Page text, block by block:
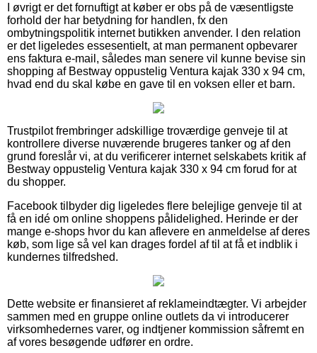
I øvrigt er det fornuftigt at køber er obs på de væsentligste
forhold der har betydning for handlen, fx den
ombytningspolitik internet butikken anvender. I den relation
er det ligeledes essesentielt, at man permanent opbevarer
ens faktura e-mail, således man senere vil kunne bevise sin
shopping af Bestway oppustelig Ventura kajak 330 x 94 cm,
hvad end du skal købe en gave til en voksen eller et barn.
Trustpilot frembringer adskillige troværdige genveje til at
kontrollere diverse nuværende brugeres tanker og af den
grund foreslår vi, at du verificerer internet selskabets kritik af
Bestway oppustelig Ventura kajak 330 x 94 cm forud for at
du shopper.
Facebook tilbyder dig ligeledes flere belejlige genveje til at
få en idé om online shoppens pålidelighed. Herinde er der
mange e-shops hvor du kan aflevere en anmeldelse af deres
køb, som lige så vel kan drages fordel af til at få et indblik i
kundernes tilfredshed.
Dette website er finansieret af reklameindtægter. Vi arbejder
sammen med en gruppe online outlets da vi introducerer
virksomhedernes varer, og indtjener kommission såfremt en
af vores besøgende udfører en ordre.